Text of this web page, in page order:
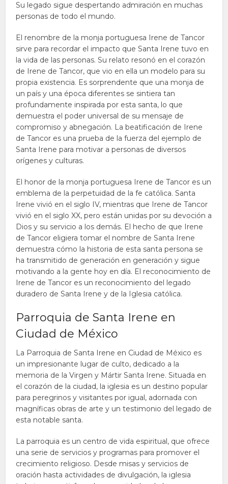
Su legado sigue despertando admiración en muchas
personas de todo el mundo.
El renombre de la monja portuguesa Irene de Tancor
sirve para recordar el impacto que Santa Irene tuvo en
la vida de las personas. Su relato resonó en el corazón
de Irene de Tancor, que vio en ella un modelo para su
propia existencia. Es sorprendente que una monja de
un país y una época diferentes se sintiera tan
profundamente inspirada por esta santa, lo que
demuestra el poder universal de su mensaje de
compromiso y abnegación. La beatificación de Irene
de Tancor es una prueba de la fuerza del ejemplo de
Santa Irene para motivar a personas de diversos
orígenes y culturas.
El honor de la monja portuguesa Irene de Tancor es un
emblema de la perpetuidad de la fe católica. Santa
Irene vivió en el siglo IV, mientras que Irene de Tancor
vivió en el siglo XX, pero están unidas por su devoción a
Dios y su servicio a los demás. El hecho de que Irene
de Tancor eligiera tomar el nombre de Santa Irene
demuestra cómo la historia de esta santa persona se
ha transmitido de generación en generación y sigue
motivando a la gente hoy en día. El reconocimiento de
Irene de Tancor es un reconocimiento del legado
duradero de Santa Irene y de la Iglesia católica.
Parroquia de Santa Irene en
Ciudad de México
La Parroquia de Santa Irene en Ciudad de México es
un impresionante lugar de culto, dedicado a la
memoria de la Virgen y Mártir Santa Irene. Situada en
el corazón de la ciudad, la iglesia es un destino popular
para peregrinos y visitantes por igual, adornada con
magníficas obras de arte y un testimonio del legado de
esta notable santa.
La parroquia es un centro de vida espiritual, que ofrece
una serie de servicios y programas para promover el
crecimiento religioso. Desde misas y servicios de
oración hasta actividades de divulgación, la iglesia